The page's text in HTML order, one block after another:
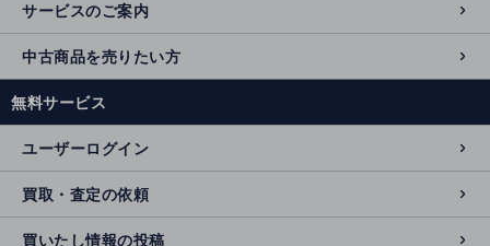
サービスのご案内
中古商品を売りたい方
無料サービス
ユーザーログイン
買取・査定の依頼
買いたし情報の投稿